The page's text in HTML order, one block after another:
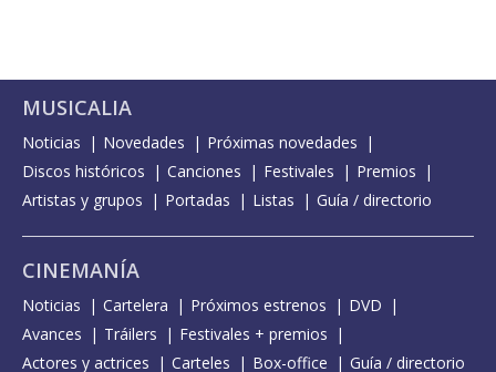
MUSICALIA
Noticias Novedades
Próximas novedades
Discos históricos
Canciones Festivales
Premios
Artistas y grupos
Portadas Listas Guía / directorio
CINEMANÍA
Noticias Cartelera Próximos estrenos
DVD
Avances
Tráilers
Festivales + premios
Actores y actrices
Carteles Box-office Guía / directorio